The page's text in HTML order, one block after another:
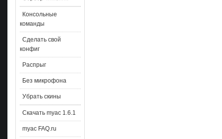
Консольные
команды
Сделать свой
конфиг
Распрыг
Без микрофона
Убрать скины
Скачать myac 1.6.1
myac FAQ.ru